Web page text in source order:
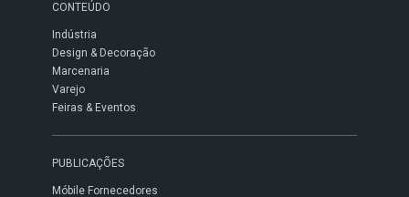
CONTEÚDO
Indústria
Design & Decoração
Marcenaria
Varejo
Feiras & Eventos
PUBLICAÇÕES
Móbile Fornecedores